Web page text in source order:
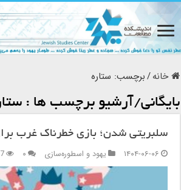
خانه/برچسب: ستاره
بایگانی/آرشیو برچسب ها :
سلبریتی شدن؛ بازی خطرناک غرب
۱۴۰۴-۰۶-۰۶
یهود و اسطوره‌سازی ۰